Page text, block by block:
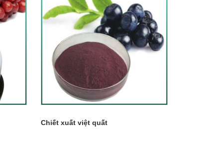
Chiết xuất việt quất